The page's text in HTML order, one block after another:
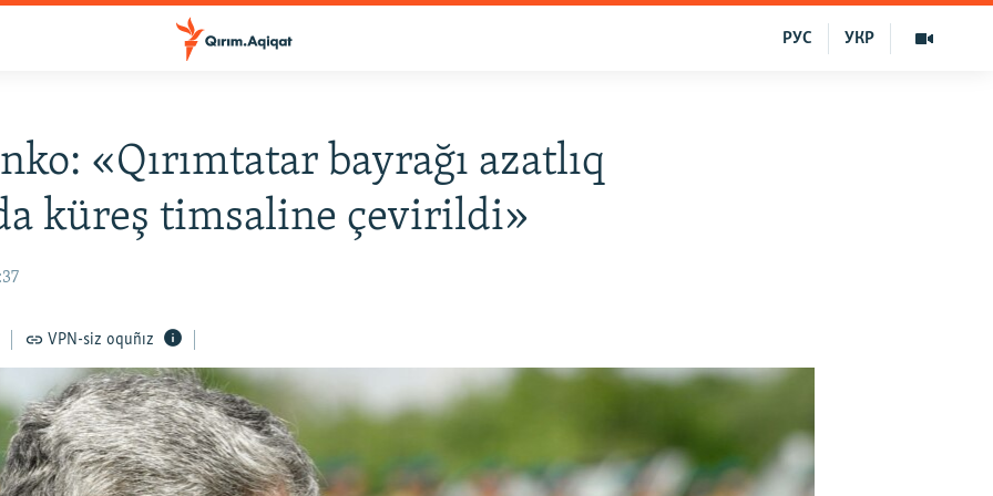
УКР
РУС
«Qırımtatar bayrağı azatlıq
küreş timsaline çevirildi»
VPN-siz oquñız